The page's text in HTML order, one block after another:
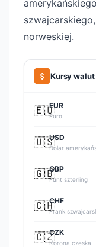
norweskiej.
Kursy walut
🇪🇺EUR
Euro
🇺🇸USD
Dolar
🇬🇧GBP
Funt szterling
🇨🇭CHF
Frank
🇨🇿CZK
Korona czeska